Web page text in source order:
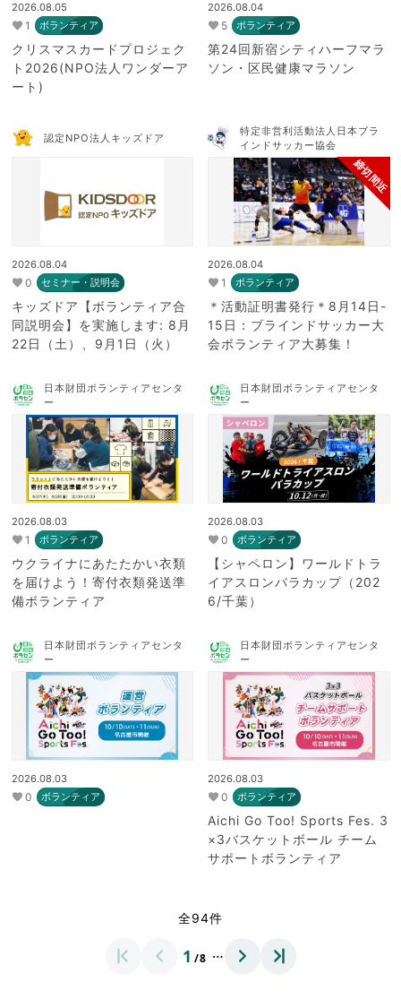
2026.08.05
1 ボランティア
クリスマスカードプロジェク
ト2026(NPO法人ワンダーア
ート)
2026.08.04
5 ボランティア
第24回新宿シティハーフマラ
ソン・区民健康マラソン
認定NPO法人キッズドア
2026.08.04
0 セミナー・説明会
キッズドア【ボランティア合
同説明会】を実施します: 8月
22日（土）、9月1日（火）
特定非営利活動法人日本ブラ
インドサッカー協会
締切間近
2026.08.04
1 ボランティア
＊活動証明書発行＊8月14日-
15日：ブラインドサッカー大
会ボランティア大募集！
日本財団ボランティアセンタ
ー
2026.08.03
1 ボランティア
ウクライナにあたたかい衣類
を届けよう！寄付衣類発送準
備ボランティア
日本財団ボランティアセンタ
ー
2026.08.03
0 ボランティア
【シャペロン】ワールドトラ
イアスロンパラカップ（202
6/千葉）
日本財団ボランティアセンタ
ー
2026.08.03
0 ボランティア
日本財団ボランティアセンタ
ー
2026.08.03
0 ボランティア
Aichi Go Too! Sports Fes. 3
×3バスケットボール チーム
サポートボランティア
全94件
1 /8 …